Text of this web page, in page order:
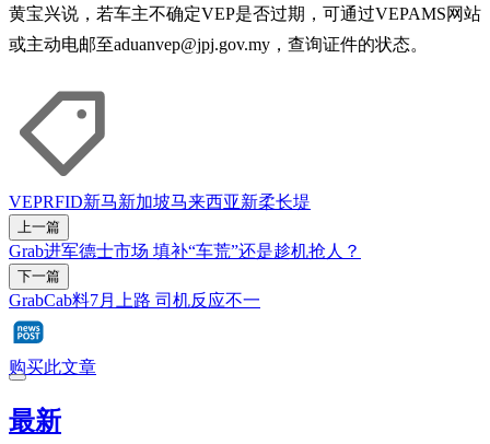
黄宝兴说，若车主不确定VEP是否过期，可通过VEPAMS网站
或主动电邮至aduanvep@jpj.gov.my，查询证件的状态。
VEPRFID新马新加坡马来西亚新柔长堤
上一篇
Grab进军德士市场 填补“车荒”还是趁机抢人？
下一篇
GrabCab料7月上路 司机反应不一
购买此文章
最新